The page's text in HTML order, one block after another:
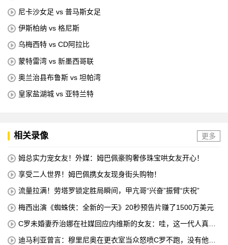
尼卡沙女足 vs 普马斯女足
伊斯柏纳 vs 格尼斯
乌梅西特 vs CD阿拉比
蒙特雷湾 vs 新墨西哥联
奥兰治县布鲁斯 vs 坦帕湾
皇家盐湖城 vs 亚特兰特
相关录像 更多
姆总实力宠女友！外媒：姆巴佩豪购奢侈珠宝哄女友开心！
享受二人世界！姆巴佩携女友现身街头购物！
流量拉满！劳塔罗锁定胜局瞬间，甲亢哥“兴奋”振臂“庆祝”
梅西出演《蜘蛛侠：全新的一天》20秒预告片赚了1500万美元
C罗未婚妻乔治娜在社媒回应内维斯的女友：哇，这一代人真劲
迪马利亚曾言：穆里尼奥在更衣室当众怒喷C罗不跑，没有他不